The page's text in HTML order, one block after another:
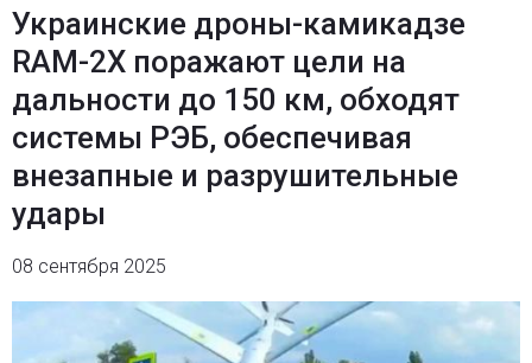
Украинские дроны-камикадзе
RAM-2X поражают цели на
дальности до 150 км, обходят
системы РЭБ, обеспечивая
внезапные и разрушительные
удары
08 сентября 2025